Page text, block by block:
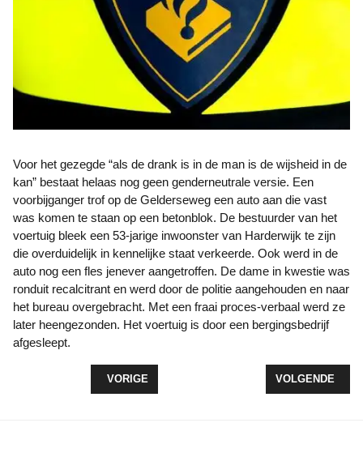
Voor het gezegde “als de drank is in de man is de wijsheid in de
kan” bestaat helaas nog geen genderneutrale versie. Een
voorbijganger trof op de Gelderseweg een auto aan die vast
was komen te staan op een betonblok. De bestuurder van het
voertuig bleek een 53-jarige inwoonster van Harderwijk te zijn
die overduidelijk in kennelijke staat verkeerde. Ook werd in de
auto nog een fles jenever aangetroffen. De dame in kwestie was
ronduit recalcitrant en werd door de politie aangehouden en naar
het bureau overgebracht. Met een fraai proces-verbaal werd ze
later heengezonden. Het voertuig is door een bergingsbedrijf
afgesleept.
VORIG ARTIKEL: ALCOHOL EN DRUGS IN HET
VORIGE VOLGENDE
VOLGENDE